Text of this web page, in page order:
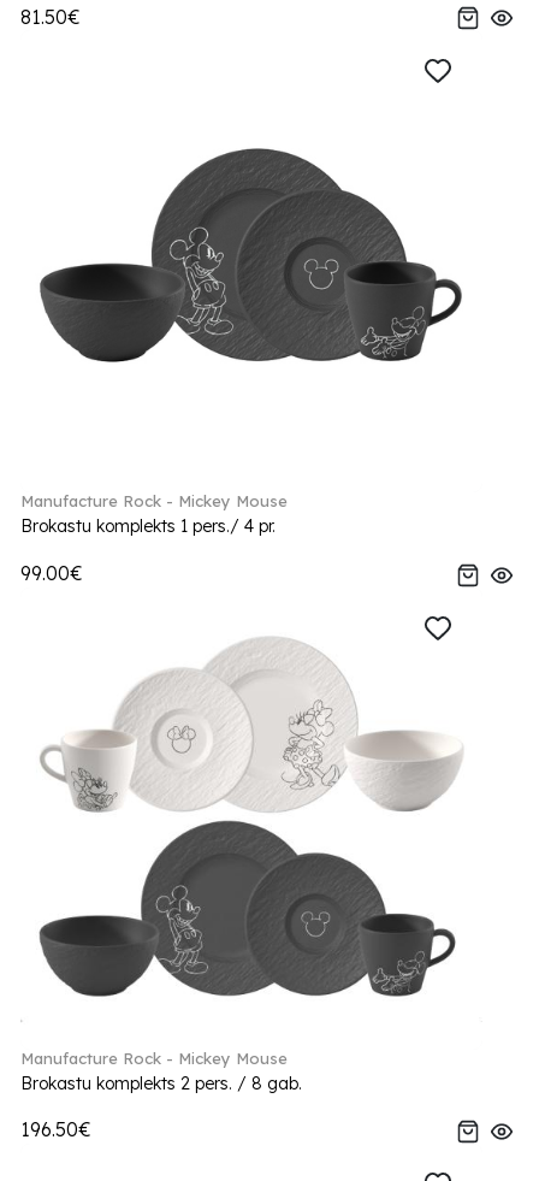
81.50€
Manufacture Rock - Mickey Mouse
Brokastu komplekts 1 pers./ 4 pr.
99.00€
Manufacture Rock - Mickey Mouse
Brokastu komplekts 2 pers. / 8 gab.
196.50€